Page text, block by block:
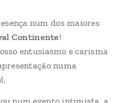
num dos maiores
Continente! 🌟🍴
entusiasmo e carisma
numa